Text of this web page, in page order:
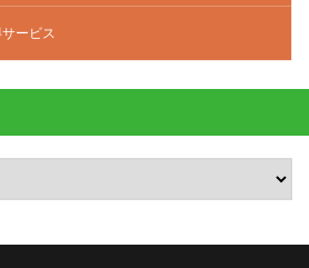
サービス